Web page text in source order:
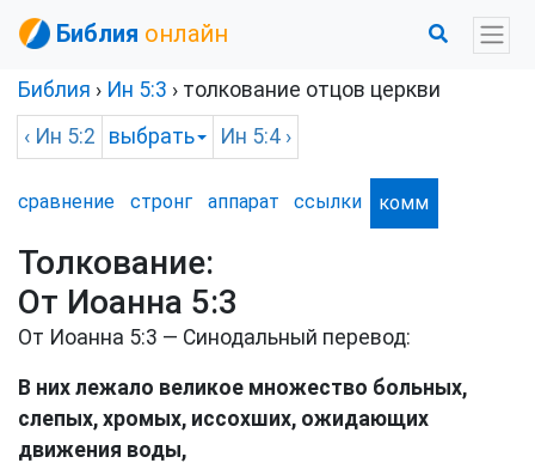
Библия онлайн
Библия › Ин 5:3 › толкование отцов церкви
‹ Ин 5:2 выбрать Ин 5:4 ›
сравнение стронг аппарат ссылки комм
Толкование:
От Иоанна 5:3
От Иоанна 5:3 — Синодальный перевод:
В них лежало великое множество больных,
слепых, хромых, иссохших, ожидающих
движения воды,